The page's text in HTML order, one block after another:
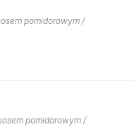
pomidorowym /
pomidorowym /